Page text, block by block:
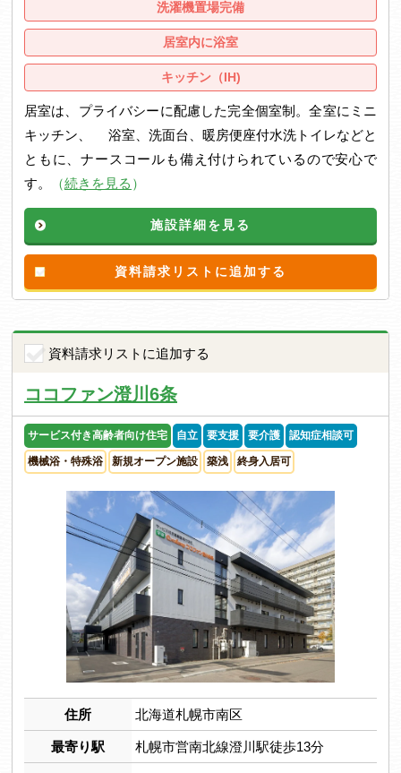
洗濯機置場完備
居室内に浴室
キッチン（IH)
居室は、プライバシーに配慮した完全個室制。全室にミニ
キッチン、 浴室、洗面台、暖房便座付水洗トイレなどと
ともに、ナースコールも備え付けられているので安心で
す。
（続きを見る ）
施設詳細を見る
資料請求リストに追加する
資料請求リストに追加する
ココファン澄川6条
サービス付き高齢者向け住宅 自立 要支援 要介護 認知症相談可
機械浴・特殊浴 新規オープン施設 築浅 終身入居可
住所 北海道札幌市南区
最寄り駅 札幌市営南北線澄川駅徒歩13分